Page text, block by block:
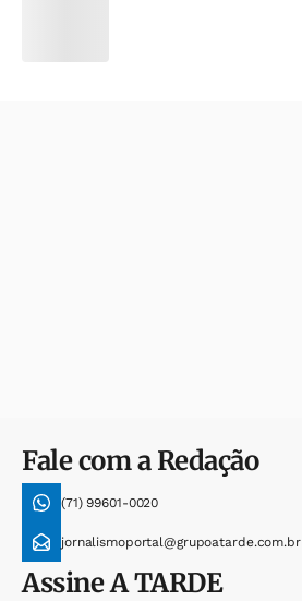
Fale com a Redação
(71) 99601-0020
jornalismoportal@grupoatarde.com.br
AssineA TARDE